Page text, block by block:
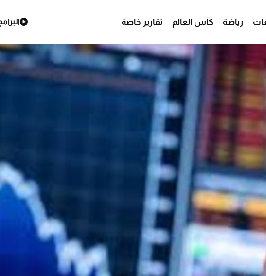
رياضة كأس العالم تقارير خاصة